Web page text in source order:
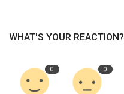
WHAT'S YOUR REACTION?
0 0